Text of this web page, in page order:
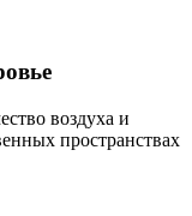
воздуха и
пространствах